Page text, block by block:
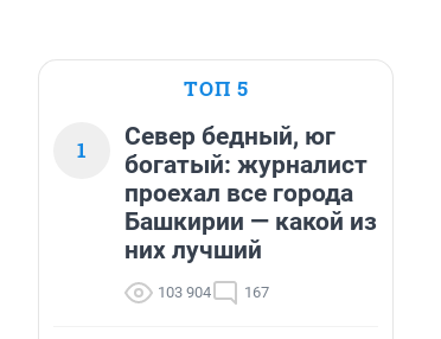
ТОП 5
1
Север бедный, юг
богатый: журналист
проехал все города
Башкирии — какой из
них лучший
103 904 167